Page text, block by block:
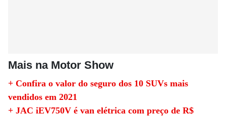
Mais na Motor Show
+ Confira o valor do seguro dos 10 SUVs mais
vendidos em 2021
+ JAC iEV750V é van elétrica com preço de R$